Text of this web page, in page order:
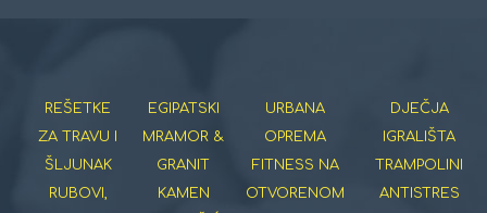
REŠETKE
ZA TRAVU I
ŠLJUNAK
RUBOVI,
EGIPATSKI
MRAMOR &
GRANIT
KAMEN
URBANA
OPREMA
FITNESS NA
OTVORENOM
DJEČJA
IGRALIŠTA
TRAMPOLINI
ANTISTRES